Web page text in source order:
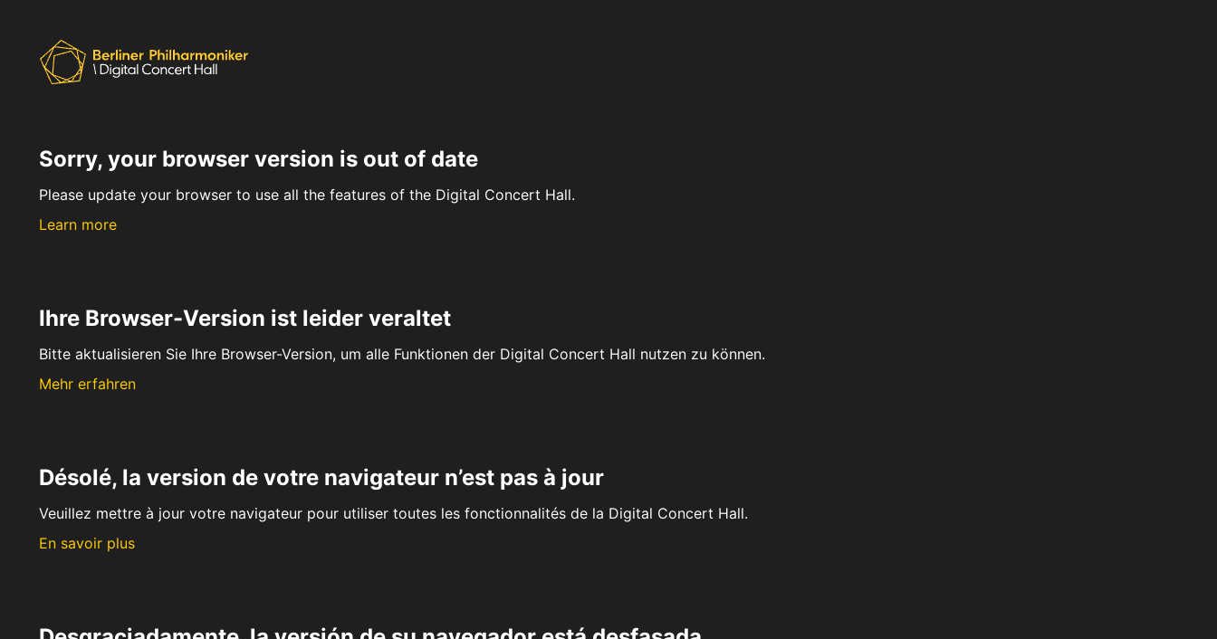
Sorry, your browser version is out of date
Please update your browser to use all the features of the Digital Concert Hall.
Learn more
Ihre Browser-Version ist leider veraltet
Bitte aktualisieren Sie Ihre Browser-Version, um alle Funktionen der Digital Concert Hall nutzen zu können.
Mehr erfahren
Désolé, la version de votre navigateur n’est pas à jour
Veuillez mettre à jour votre navigateur pour utiliser toutes les fonctionnalités de la Digital Concert Hall.
En savoir plus